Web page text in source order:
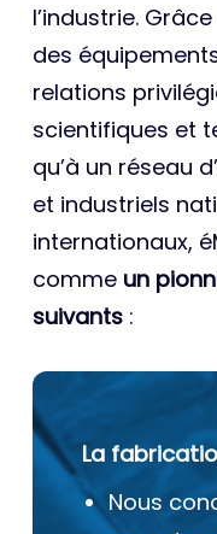
l’industrie.
des
relations
scientifiques et
qu’à un réseau
et industriels
internationaux,
comme un
suivants :
La
Nous